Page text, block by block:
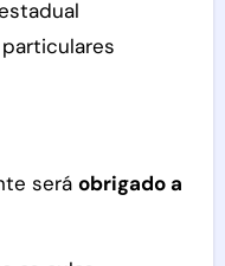
particulares
será obrigado a